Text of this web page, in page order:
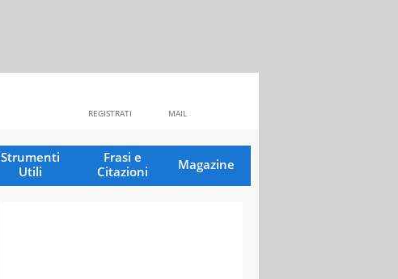
MAIL
REGISTRATI
Strumenti
Utili
Frasi e
Citazioni
Magazine